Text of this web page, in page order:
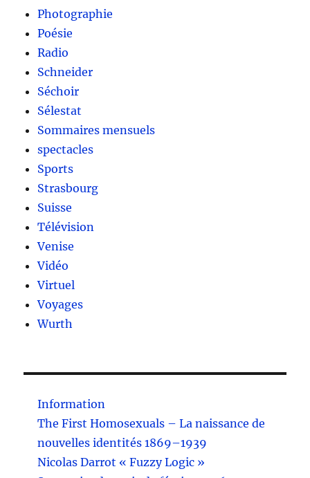
Photographie
Poésie
Radio
Schneider
Séchoir
Sélestat
Sommaires mensuels
spectacles
Sports
Strasbourg
Suisse
Télévision
Venise
Vidéo
Virtuel
Voyages
Wurth
Information
The First Homosexuals – La naissance de
nouvelles identités 1869–1939
Nicolas Darrot « Fuzzy Logic »